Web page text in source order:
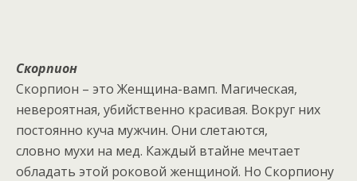
Скорпион
Скорпион – это Женщина-вамп. Магическая,
невероятная, убийственно красивая. Вокруг них
постоянно куча мужчин. Они слетаются,
словно мухи на мед. Каждый втайне мечтает
обладать этой роковой женщиной. Но Скорпиону